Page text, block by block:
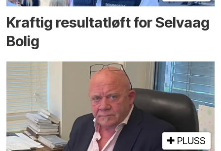
Kraftig resultatløft for Selvaag
Bolig
PLUSS